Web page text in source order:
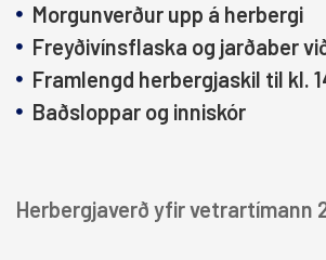
Morgunverður upp á herbergi
Freyðivínsflaska og jarðaber
Framlengd herbergjaskil til kl.
Baðsloppar og inniskór
Herbergjaverð yfir vetrartímann